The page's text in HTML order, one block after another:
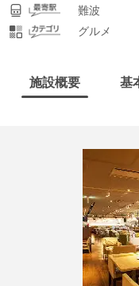
難波
グルメ
施設概要 基